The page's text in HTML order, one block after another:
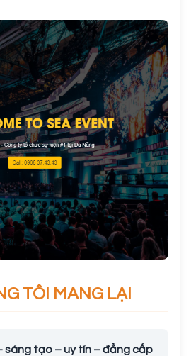
TÔI MANG LẠI
sáng tạo – uy tín – đẳng cấp